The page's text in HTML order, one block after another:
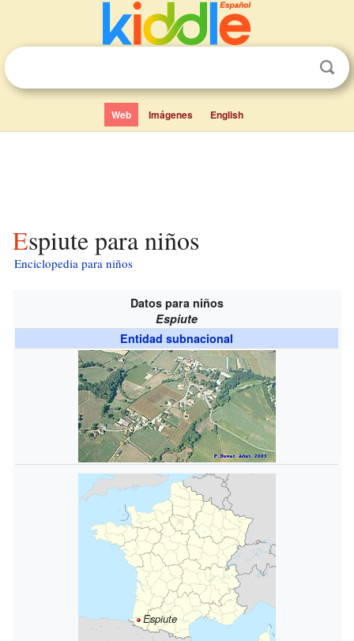
Web Imágenes English
Espiute para niños
Enciclopedia para niños
Datos para niños
Espiute
Entidad subnacional
Espiute